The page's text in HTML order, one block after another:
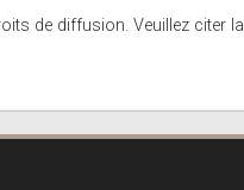
de diffusion. Veuillez citer